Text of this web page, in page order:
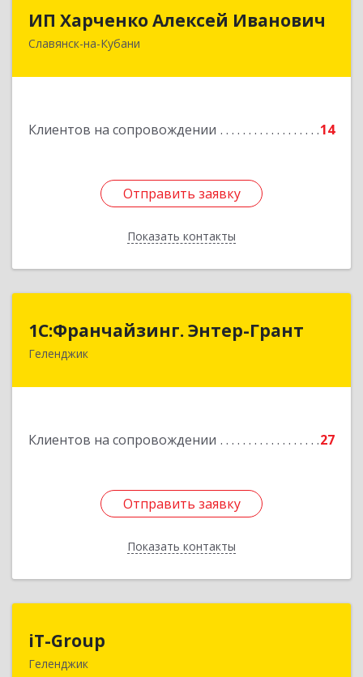
ИП Харченко Алексей Иванович
Славянск-на-Кубани
Клиентов на сопровождении 14
Отправить заявку
Показать контакты
ИП Харченко Алексей Иванович
353 579, Краснодарский край, ст.Петровская,
Отправить заявку
Назад
1С:Франчайзинг. Энтер-Грант
Геленджик
Клиентов на сопровождении 27
Отправить заявку
Показать контакты
1С:Франчайзинг. Энтер-Грант
353467, Краснодарский край, Геленджик г,
Отправить заявку
Назад
iT-Group
Геленджик353460, Краснодарский край, Геленджик г,